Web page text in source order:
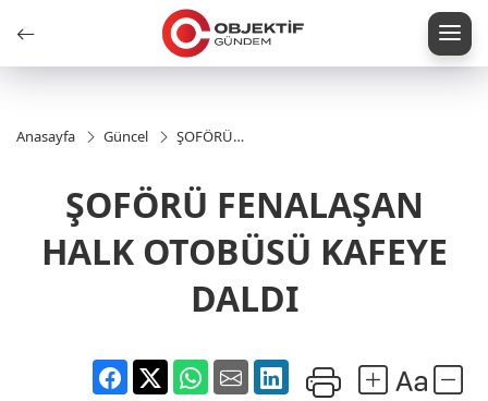
Anasayfa Güncel
ŞOFÖRÜ
OTOBÜSÜ
KAFEYE
ŞOFÖRÜ FENALAŞAN
HALK OTOBÜSÜ KAFEYE
DALDI